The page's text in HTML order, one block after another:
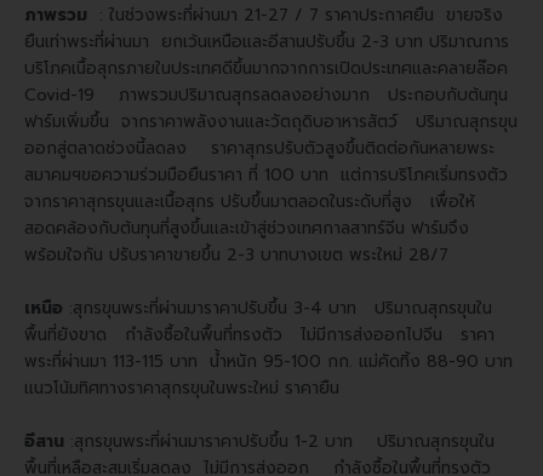
ภาพรวม : ในช่วงพระที่ผ่านมา 21-27 / 7 ราคาประกาศยืน ขายจริง
ยืนเท่าพระที่ผ่านมา ยกเว้นเหนือและอีสานปรับขึ้น 2-3 บาท ปริมาณการ
บริโภคเนื้อสุกรภายในประเทศดีขึ้นมากจากการเปิดประเทศและคลายล๊อค
Covid-19 ภาพรวมปริมาณสุกรลดลงอย่างมาก ประกอบกับต้นทุน
ฟาร์มเพิ่มขึ้น จากราคาพลังงานและวัตถุดิบอาหารสัตว์ ปริมาณสุกรขุน
ออกสู่ตลาดช่วงนี้ลดลง ราคาสุกรปรับตัวสูงขึ้นติดต่อกันหลายพระ
สมาคมฯขอความร่วมมือยืนราคา ที่ 100 บาท แต่การบริโภคเริ่มทรงตัว
จากราคาสุกรขุนและเนื้อสุกร ปรับขึ้นมาตลอดในระดับที่สูง เพื่อให้
สอดคล้องกับต้นทุนที่สูงขึ้นและเข้าสู่ช่วงเทศกาลสาทร์จีน ฟาร์มจึง
พร้อมใจกัน ปรับราคาขายขึ้น 2-3 บาทบางเขต พระใหม่ 28/7
เหนือ :สุกรขุนพระที่ผ่านมาราคาปรับขึ้น 3-4 บาท ปริมาณสุกรขุนใน
พื้นที่ยังขาด กำลังซื้อในพื้นที่ทรงตัว ไม่มีการส่งออกไปจีน ราคา
พระที่ผ่านมา 113-115 บาท น้ำหนัก 95-100 กก. แม่คัดทิ้ง 88-90 บาท
แนวโน้มทิศทางราคาสุกรขุนในพระใหม่ ราคายืน
อีสาน :สุกรขุนพระที่ผ่านมาราคาปรับขึ้น 1-2 บาท ปริมาณสุกรขุนใน
พื้นที่เหลือสะสมเริ่มลดลง ไม่มีการส่งออก กำลังซื้อในพื้นที่ทรงตัว